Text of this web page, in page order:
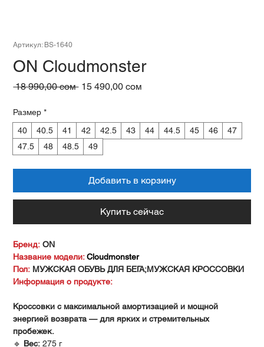
Артикул: BS-1640
ON Cloudmonster
18 990,00 сом Обычная
15 490,00 сом
Размер *
40
40.5 41 42 42.5 43 44 44.5 45 46
47
47.5
48 48.5 49
Добавить в корзину
Купить сейчас
Бренд: ON
Название модели:Cloudmonster
Пол: МУЖСКАЯ ОБУВЬ ДЛЯ БЕГА;МУЖСКАЯ КРОССОВКИ
Информация о продукте:
Кроссовки с максимальной амортизацией и мощной
энергией возврата — для ярких и стремительных
пробежек.
🔹 Вес: 275 г